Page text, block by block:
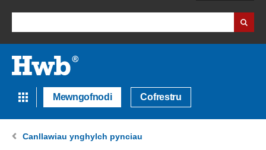
Mewngofnodi Cofrestru
Canllawiau ynghylch pynciau